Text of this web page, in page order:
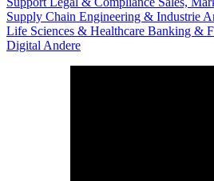
Supply Chain Engineering & Industrie
Life Sciences & Healthcare Banking &
DigitalAndere